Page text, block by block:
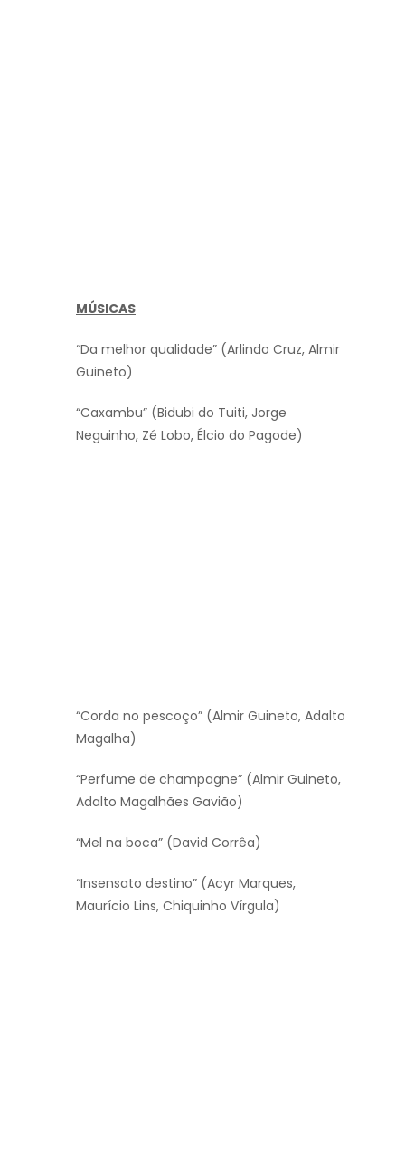
MÚSICAS
“Da melhor qualidade” (Arlindo Cruz, Almir
Guineto)
“Caxambu” (Bidubi do Tuiti, Jorge
Neguinho, Zé Lobo, Élcio do Pagode)
“Corda no pescoço” (Almir Guineto, Adalto
Magalha)
“Perfume de champagne” (Almir Guineto,
Adalto Magalhães Gavião)
“Mel na boca” (David Corrêa)
“Insensato destino” (Acyr Marques,
Maurício Lins, Chiquinho Vírgula)